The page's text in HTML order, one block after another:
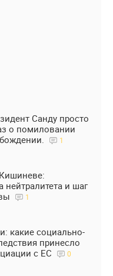
Санду просто
о помиловании
1
и шаг
1
какие социально-
принесло
с ЕС
0